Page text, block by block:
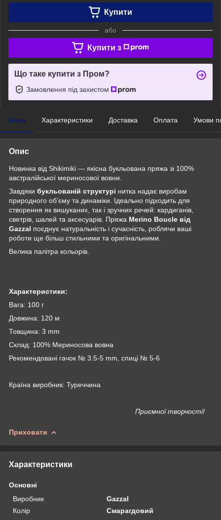
Купити
або
Купити з
Що таке купити з Пром?
Замовлення під захистом
Опис Характеристики Доставка Оплата Умови
Опис
Новинка від Shikimiki — якісна букльована пряжа зі 100%
австралійської мериносової вовни.
Завдяки букльованій структурі нитка надає виробам
природного об’єму та динаміки. Ідеально підходить для
створення як вишуканих, так і зручних речей: кардиганів,
светрів, шалей та аксесуарів. Пряжа Merino Boucle від
Gazzal поєднує натуральність і сучасність, роблячи ваші
роботи ще більш стильними та оригінальними.
Велика палітра кольорів.
Характеристики:
Вага: 100 г
Довжина: 120 м
Товщина: 3 mm
Склад: 100% Мериносова вовна
Рекомендовані гачок № 3.5-5 mm, спиці № 5-6
Країна виробник: Туреччина
Приємної творчості!
Приховати
Характеристики
Основні
Виробник
Gazzal
Колір
Смарагдовий